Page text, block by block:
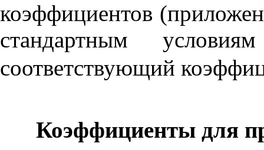
коэффициентов
стандартным
соответствующий
Коэффициенты для